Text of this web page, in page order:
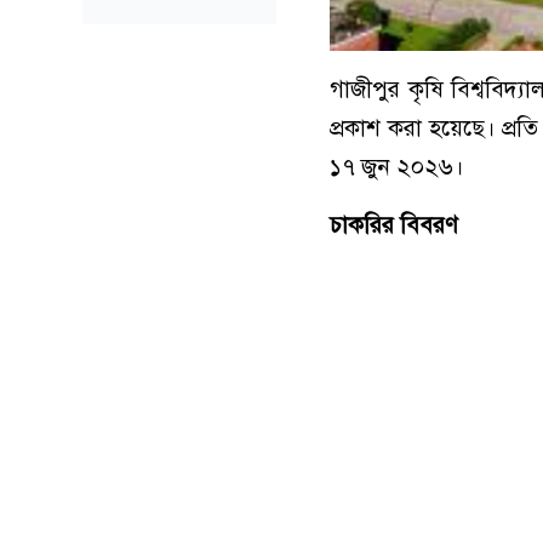
গাজীপুর কৃষি
প্রকাশ করা হয়েছে।
১৭ জুন ২০২৬।
চাকরির বিবরণ